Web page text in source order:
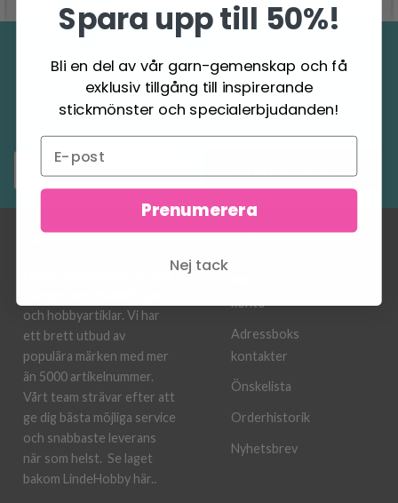
Spara upp till 50%
Ta emot vårt gratis nyhetsbrev och få
inspiration, erbjudanden och rabatter!
Prenumerera
LindeHobby levererar hela
och hobbyartiklar. Vi har
ett brett utbud av
populära märken med mer
än 5000 artikelnummer.
Vårt team strävar efter att
ge dig bästa möjliga service
och snabbaste leverans
när som helst. Se laget
bakom LindeHobby här..
konto
Adressboks
kontakter
Önskelista
Orderhistorik
Nyhetsbrev
Spara upp till 50%!
Bli en del av vår garn-gemenskap och få
exklusiv tillgång till inspirerande
stickmönster och specialerbjudanden!
Prenumerera
Nej tack